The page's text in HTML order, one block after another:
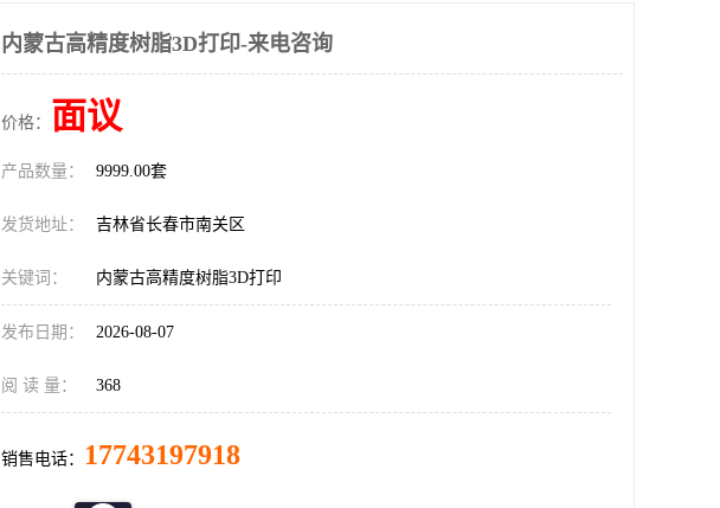
内蒙古高精度树脂3D打印-来电咨询
价格： 面议
产品数量： 9999.00套
发货地址： 吉林省长春市南关区
关键词： 内蒙古高精度树脂3D打印
发布日期： 2026-08-07
阅 读 量： 368
销售电话： 17743197918